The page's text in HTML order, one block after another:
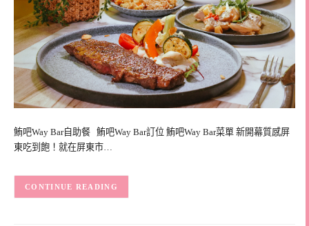
鮪吧Way Bar自助餐 鮪吧Way Bar訂位 鮪吧Way Bar菜單 新開幕質感屏
東吃到飽！就在屏東市…
CONTINUE READING